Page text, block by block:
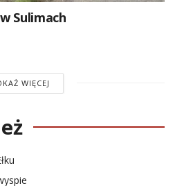
Sulimach
WIĘCEJ